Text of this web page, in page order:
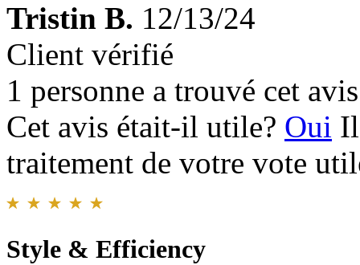
Tristin B. 12/13/24
Client vérifié
1 personne a trouvé cet
Cet avis était-il utile? Oui
traitement de votre vote
Style & Efficiency